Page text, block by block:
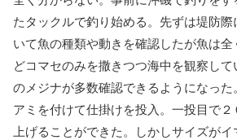
たタックルで釣り始める。先ずは堤防
いて魚の種類や動きを確認したが魚は
どコマセのみを撒きつつ海中を観察し
のメジナが多数確認できるようになっ
アミを付けて仕掛けを投入。一投目で２
上げることができた。しかしサイズが